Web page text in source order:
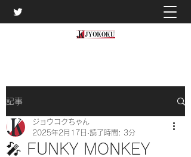
記事
🎤 FUNKY MONKEY
ジョウコクちゃん
2025年2月17日 読了時間: 3分